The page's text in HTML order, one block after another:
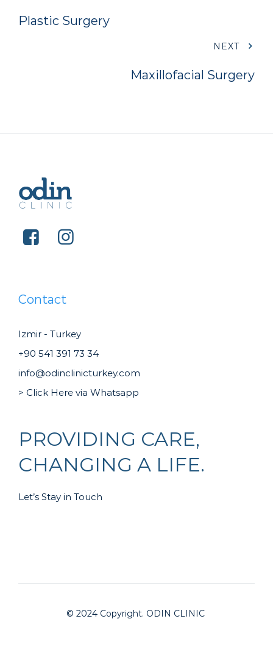
Plastic Surgery
NEXT
Maxillofacial Surgery
Contact
Izmir - Turkey
+90 541 391 73 34
info@odinclinicturkey.com
> Click Here via Whatsapp
PROVIDING CARE,
CHANGING A LIFE.
Let’s Stay in Touch
© 2024 Copyright. ODIN CLINIC